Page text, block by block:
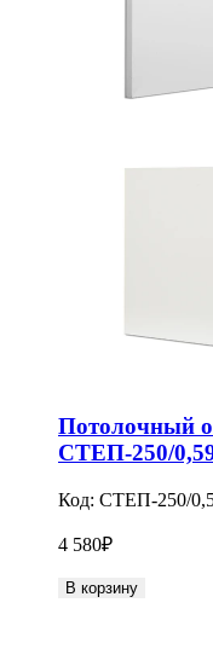
Потолочный
СТЕП-250/
Код: СТЕП-250/
4 580₽
В корзину